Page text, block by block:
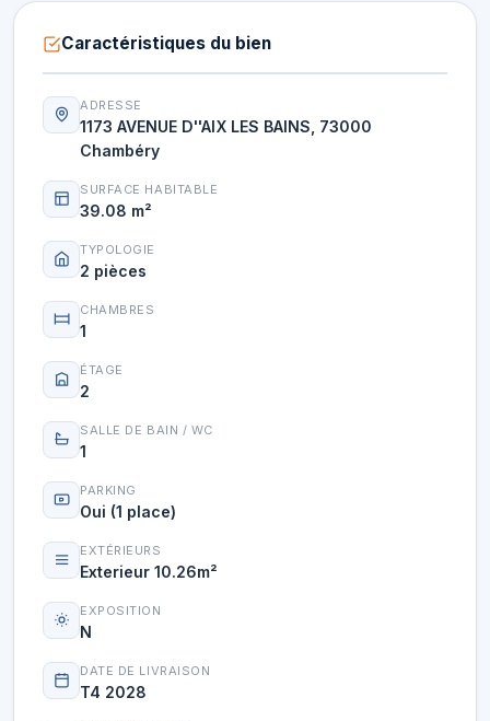
Caractéristiques du bien
ADRESSE
1173 AVENUE D''AIX LES BAINS, 73000
Chambéry
SURFACE HABITABLE
39.08 m²
TYPOLOGIE
2 pièces
CHAMBRES
1
ÉTAGE
2
SALLE DE BAIN / WC
1
PARKING
Oui (1 place)
EXTÉRIEURS
Exterieur 10.26m²
EXPOSITION
N
DATE DE LIVRAISON
T4 2028